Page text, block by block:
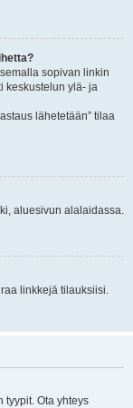
sopivan linkin
keskustelun ylä- ja
lähetetään” tilaa
aluesivun alalaidassa.
linkkejä tilauksiisi.
tyypit. Ota yhteys